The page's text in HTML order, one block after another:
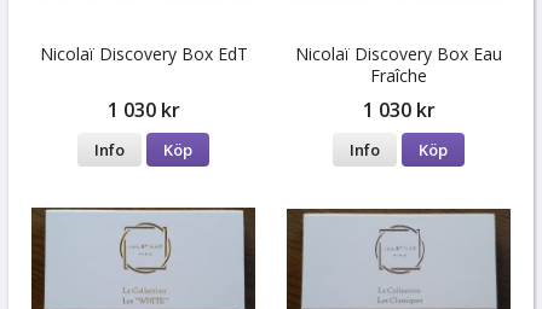
Nicolaï Discovery Box EdT
1 030 kr
Info Köp
Nicolaï Discovery Box Eau
Fraîche
1 030 kr
Info Köp